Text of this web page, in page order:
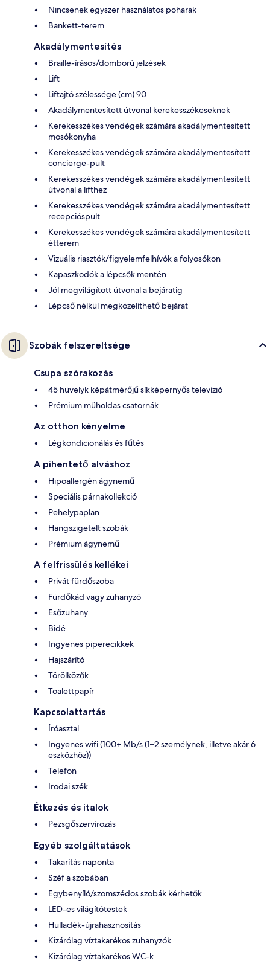
Nincsenek egyszer használatos poharak
Bankett-terem
Akadálymentesítés
Braille-írásos/domború jelzések
Lift
Liftajtó szélessége (cm) 90
Akadálymentesített útvonal kerekesszékeseknek
Kerekesszékes vendégek számára akadálymentesített
mosókonyha
Kerekesszékes vendégek számára akadálymentesített
concierge-pult
Kerekesszékes vendégek számára akadálymentesített
útvonal a lifthez
Kerekesszékes vendégek számára akadálymentesített
recepcióspult
Kerekesszékes vendégek számára akadálymentesített
étterem
Vizuális riasztók/figyelemfelhívók a folyosókon
Kapaszkodók a lépcsők mentén
Jól megvilágított útvonal a bejáratig
Lépcső nélkül megközelíthető bejárat
Szobák felszereltsége
Csupa szórakozás
45 hüvelyk képátmérőjű síkképernyős televízió
Prémium műholdas csatornák
Az otthon kényelme
Légkondicionálás és fűtés
A pihentető alváshoz
Hipoallergén ágynemű
Speciális párnakollekció
Pehelypaplan
Hangszigetelt szobák
Prémium ágynemű
A felfrissülés kellékei
Privát fürdőszoba
Fürdőkád vagy zuhanyzó
Esőzuhany
Bidé
Ingyenes piperecikkek
Hajszárító
Törölközők
Toalettpapír
Kapcsolattartás
Íróasztal
Ingyenes wifi (100+ Mb/s (1–2 személynek, illetve akár 6
eszközhöz))
Telefon
Irodai szék
Étkezés és italok
Pezsgőszervírozás
Egyéb szolgáltatások
Takarítás naponta
Széf a szobában
Egybenyíló/szomszédos szobák kérhetők
LED-es világítótestek
Hulladék-újrahasznosítás
Kizárólag víztakarékos zuhanyzók
Kizárólag víztakarékos WC-k